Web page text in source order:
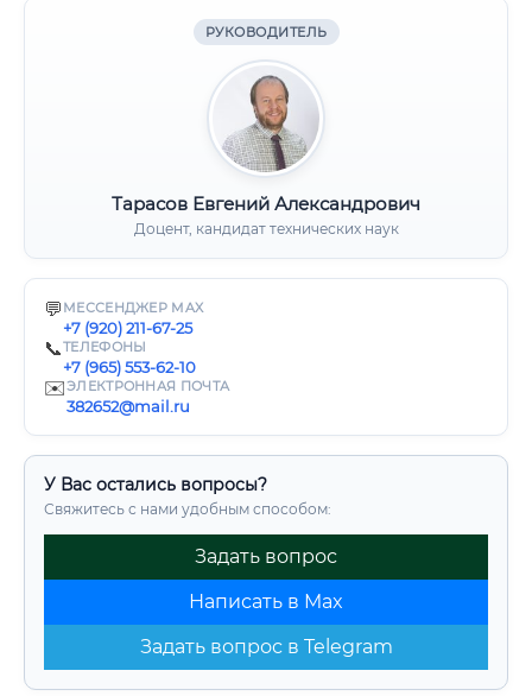
РУКОВОДИТЕЛЬ
Тарасов Евгений Александрович
Доцент, кандидат технических наук
💬 МЕССЕНДЖЕР MAX
+7 (920) 211-67-25
📞ТЕЛЕФОНЫ
+7 (965) 553-62-10
✉️ЭЛЕКТРОННАЯ ПОЧТА
382652@mail.ru
У Вас остались вопросы?
Свяжитесь с нами удобным способом:
Задать вопрос
Написать в Max
Задать вопрос в Telegram